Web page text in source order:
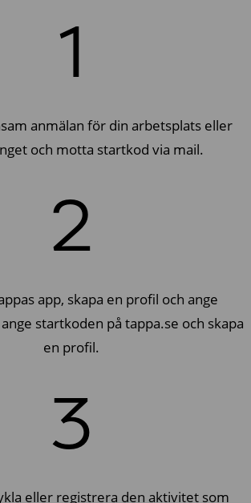
1
anmälan för din arbetsplats eller
och motta startkod via mail.
2
app, skapa en profil och ange
startkoden på tappa.se och skapa
en profil.
3
eller registrera den aktivitet som